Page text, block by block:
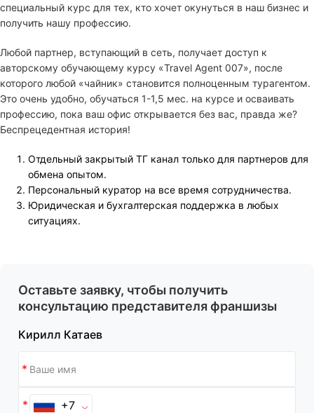
специальный курс для тех, кто хочет окунуться в наш бизнес и
получить нашу профессию.
Любой партнер, вступающий в сеть, получает доступ к
авторскому обучающему курсу «Travel Agent 007», после
которого любой «чайник» становится полноценным турагентом.
Это очень удобно, обучаться 1-1,5 мес. на курсе и осваивать
профессию, пока ваш офис открывается без вас, правда же?
Беспрецедентная история!
Отдельный закрытый ТГ канал только для партнеров для
обмена опытом.
Персональный куратор на все время сотрудничества.
Юридическая и бухгалтерская поддержка в любых
ситуациях.
Оставьте заявку, чтобы получить
консультацию представителя франшизы
Кирилл Катаев
+7